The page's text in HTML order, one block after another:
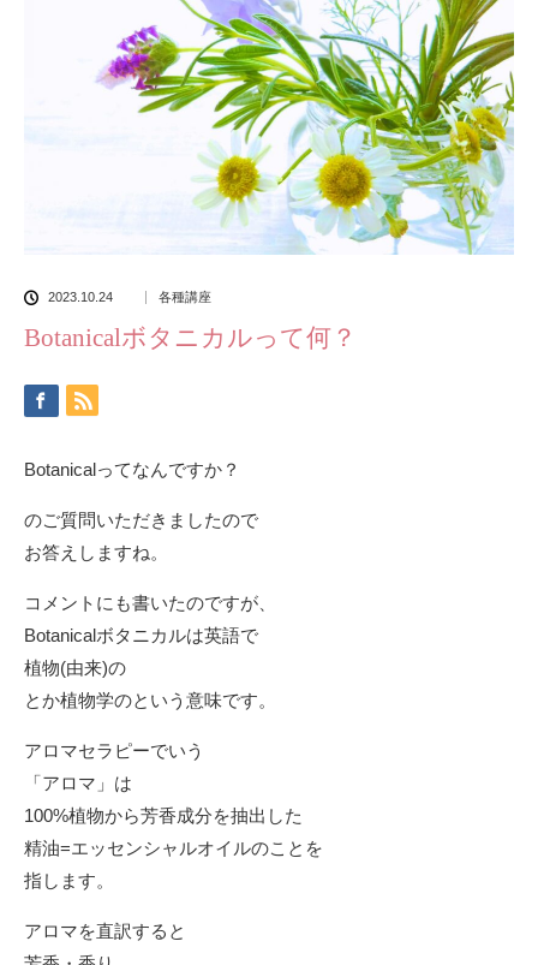
2023.10.24 各種講座
Botanicalボタニカルって何？
Botanicalってなんですか？
のご質問いただきましたので
お答えしますね。
コメントにも書いたのですが、
Botanicalボタニカルは英語で
植物(由来)の
とか植物学のという意味です。
アロマセラピーでいう
「アロマ」は
100%植物から芳香成分を抽出した
精油=エッセンシャルオイルのことを
指します。
アロマを直訳すると